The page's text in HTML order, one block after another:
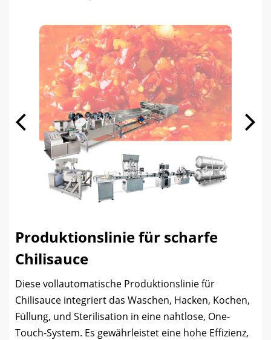
Produktionslinie für scharfe
Chilisauce
Diese vollautomatische Produktionslinie für
Chilisauce integriert das Waschen, Hacken, Kochen,
Füllung, und Sterilisation in eine nahtlose, One-
Touch-System. Es gewährleistet eine hohe Effizienz,